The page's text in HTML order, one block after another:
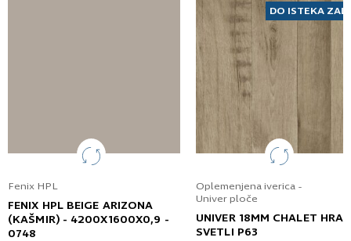
Fenix HPL
FENIX HPL BEIGE ARIZONA
(KAŠMIR) - 4200X1600X0,9 -
0748
DO ISTEKA
Oplemenjena iverica -
Univer ploče
UNIVER 18MM CHALET
SVETLI P63